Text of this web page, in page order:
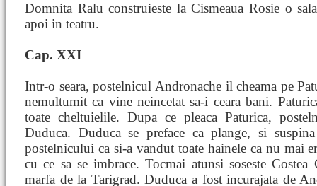
Domnita Ralu construieste la Cismeaua Rosie o
apoi in teatru.
Cap. XXI
Intr-o seara, postelnicul Andronache il cheama pe
nemultumit ca vine neincetat sa-i ceara bani.
toate cheltuielile. Dupa ce pleaca Paturica,
Duduca. Duduca se preface ca plange, si
postelnicului ca si-a vandut toate hainele ca nu mai
cu ce sa se imbrace. Tocmai atunsi soseste
marfa de la Tarigrad. Duduca a fost incurajata de